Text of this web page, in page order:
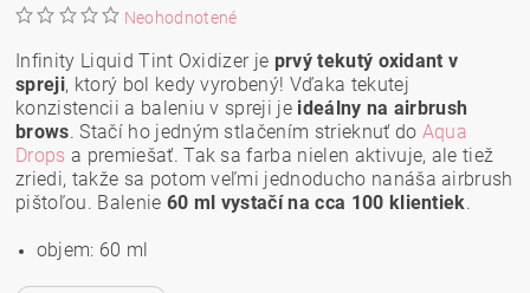
Neohodnotené
Infinity Liquid Tint Oxidizer je prvý tekutý oxidant v
spreji, ktorý bol kedy vyrobený! Vďaka tekutej
konzistencii a baleniu v spreji je ideálny na airbrush
brows. Stačí ho jedným stlačením strieknuť do Aqua
Drops a premiešať. Tak sa farba nielen aktivuje, ale tiež
zriedi, takže sa potom veľmi jednoducho nanáša airbrush
pištoľou. Balenie 60 ml vystačí na cca 100 klientiek.
objem: 60 ml